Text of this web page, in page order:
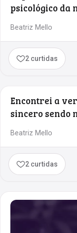
psicológico da
Beatriz Mello
2 curtidas
Encontrei a
sincero sendo
Beatriz Mello
2 curtidas